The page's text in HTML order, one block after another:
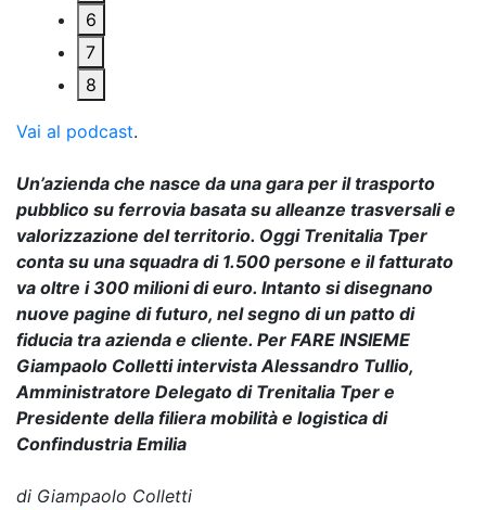
6
7
8
Vai al podcast.
Un’azienda che nasce da una gara per il trasporto
pubblico su ferrovia basata su alleanze trasversali e
valorizzazione del territorio. Oggi Trenitalia Tper
conta su una squadra di 1.500 persone e il fatturato
va oltre i 300 milioni di euro. Intanto si disegnano
nuove pagine di futuro, nel segno di un patto di
fiducia tra azienda e cliente. Per FARE INSIEME
Giampaolo Colletti intervista Alessandro Tullio,
Amministratore Delegato di Trenitalia Tper e
Presidente della filiera mobilità e logistica di
Confindustria Emilia
di Giampaolo Colletti